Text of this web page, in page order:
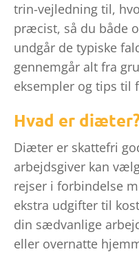
trin-vejledning til,
præcist, så du både
undgår de typiske
gennemgår alt fra
eksempler og tips til
Hvad er
Diæter er skattefri
arbejdsgiver kan
rejser i forbindelse
ekstra udgifter til
din sædvanlige
eller overnatte